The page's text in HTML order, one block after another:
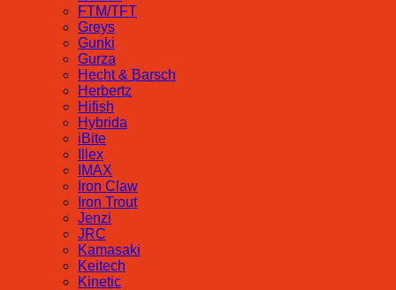
FTM/TFT
Greys
Gunki
Gurza
Hecht & Barsch
Herbertz
Hifish
Hybrida
iBite
Illex
IMAX
Iron Claw
Iron Trout
Jenzi
JRC
Kamasaki
Keitech
Kinetic